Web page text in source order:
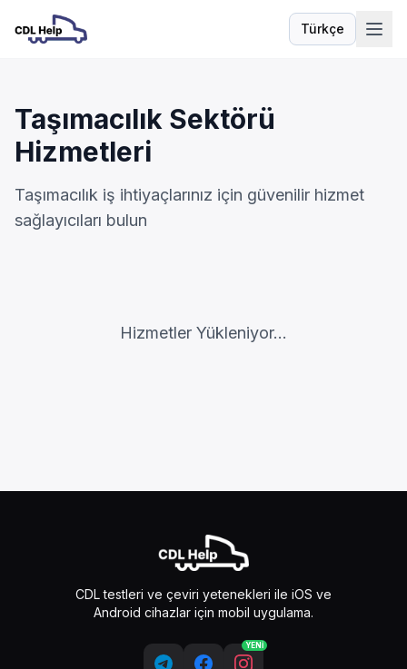
Türkçe
Dil
Taşımacılık Sektörü
Hizmetleri
Taşımacılık iş ihtiyaçlarınız için güvenilir hizmet
sağlayıcıları bulun
Hizmetler Yükleniyor...
CDL testleri ve çeviri yetenekleri ile iOS ve
Android cihazlar için mobil uygulama.
YENİ